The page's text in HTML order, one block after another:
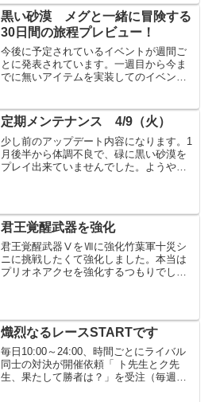
精髄１...
黒い砂漠 メグと一緒に冒険する
30日間の旅程プレビュー！
今後に予定されているイベントが週間ご
とに発表されています。一週目から今ま
でに無いアイテムを実装してのイベント
してみるのも良いと思います。メグと一
緒に冒険する30日間の旅...
定期メンテナンス 4/9（火）
少し前のアップデート内容になります。1
月後半から体調不良で、碌に黒い砂漠を
プレイ出来ていませんでした。ようやく
ートコンテンツ全クラス、...
君王覚醒武器を強化
君王覚醒武器ⅤをⅦに強化竹葉軍十災シ
ニに挑戦したくて強化しました。本当は
プリオネアクセを強化するつもりでした
あります。スタックは君王...
熾烈なるレースSTARTです
毎日10:00～24:00、時間ごとにライバル
同士の対決が開催依頼「 ト先生とク先
生、果たして勝者は？」を受注（毎週木